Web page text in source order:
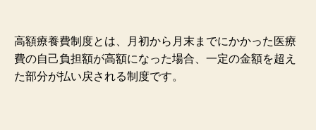
高額療養費制度とは、月初から月末までにかかった医療
費の自己負担額が高額になった場合、一定の金額を超え
た部分が払い戻される制度です。